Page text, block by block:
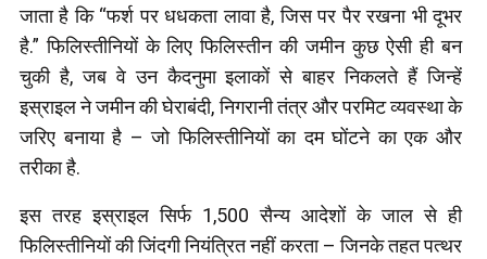
जाता है कि “फर्श पर धधकता लावा है, जिस पर पैर रखना भी दूभर
है.” फिलिस्तीनियों के लिए फिलिस्तीन की जमीन कुछ ऐसी ही बन
चुकी है, जब वे उन कैदनुमा इलाकों से बाहर निकलते हैं जिन्हें
इस्राइल ने जमीन की घेराबंदी, निगरानी तंत्र और परमिट व्यवस्था के
जरिए बनाया है – जो फिलिस्तीनियों का दम घोंटने का एक और
तरीका है.
इस तरह इस्राइल सिर्फ 1,500 सैन्य आदेशों के जाल से ही
फिलिस्तीनियों की जिंदगी नियंत्रित नहीं करता – जिनके तहत पत्थर